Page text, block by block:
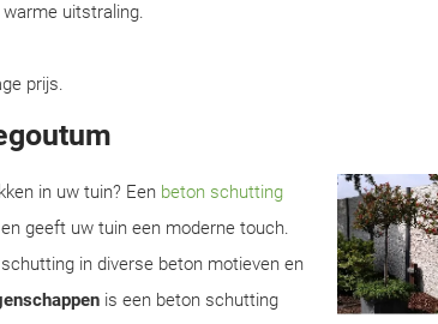
uitstraling.
prijs.
in uw tuin? Een beton schutting
geeft uw tuin een moderne touch.
in diverse beton motieven en
is een beton schutting